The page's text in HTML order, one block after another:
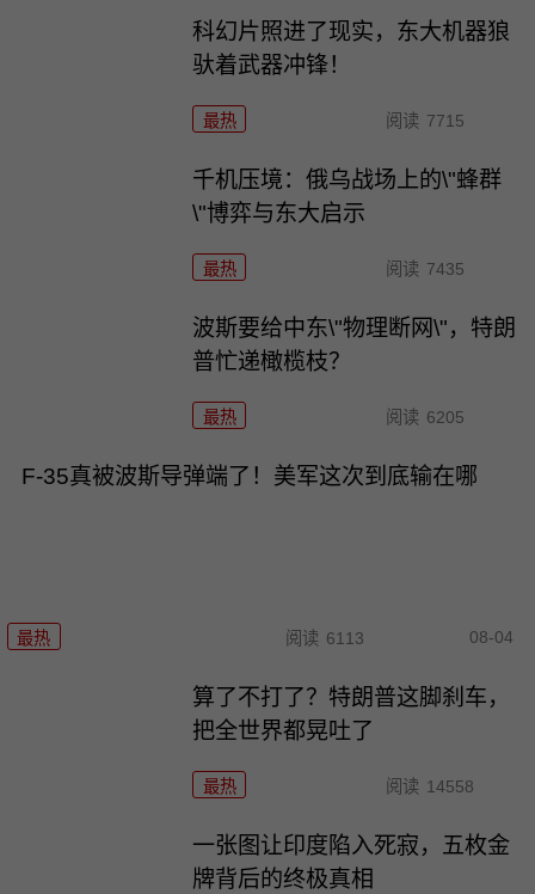
科幻片照进了现实，东大机器狼
驮着武器冲锋！
最热 阅读 7715
千机压境：俄乌战场上的\"蜂群
\"博弈与东大启示
最热 阅读 7435
波斯要给中东\"物理断网\"，特朗
普忙递橄榄枝？
最热 阅读 6205
F-35真被波斯导弹端了！美军这次到底输在哪
最热 阅读 6113 08-04
算了不打了？特朗普这脚刹车，
把全世界都晃吐了
最热 阅读 14558
一张图让印度陷入死寂，五枚金
牌背后的终极真相